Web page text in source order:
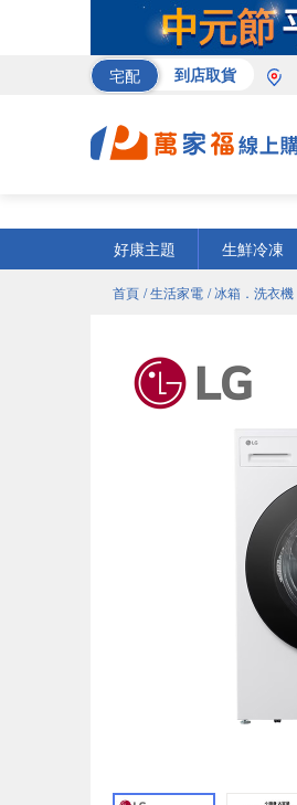
宅配 到店取貨
好康主題
生鮮冷凍
首頁 / 生活家電 / 冰箱．洗衣機